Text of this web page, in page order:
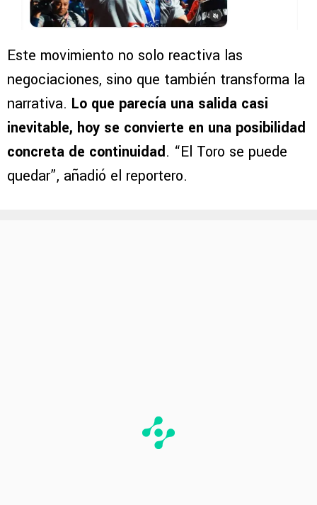
Este movimiento no solo reactiva las
negociaciones, sino que también transforma la
narrativa. Lo que parecía una salida casi
inevitable, hoy se convierte en una posibilidad
concreta de continuidad. “El Toro se puede
quedar”, añadió el reportero.